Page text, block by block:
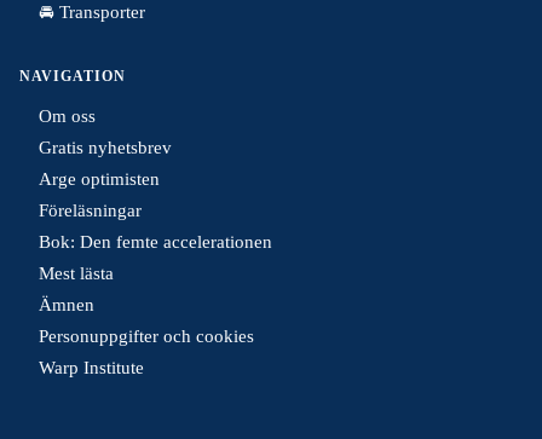
🚘 Transporter
NAVIGATION
Om oss
Gratis nyhetsbrev
Arge optimisten
Föreläsningar
Bok: Den femte accelerationen
Mest lästa
Ämnen
Personuppgifter och cookies
Warp Institute